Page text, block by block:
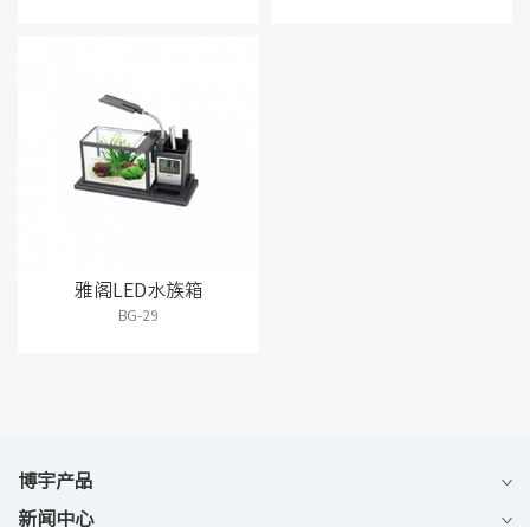
雅阁LED水族箱
BG-29
博宇产品
新闻中心